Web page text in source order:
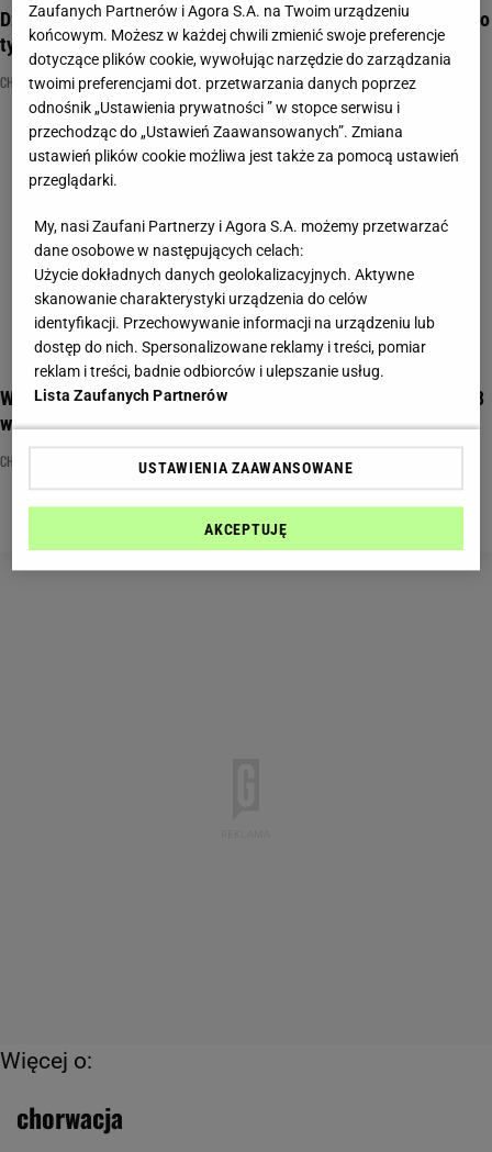
Dzisiejszy turystyczny zabierze was do Chorwacji! Ile wiecie o
tym kraju?
CHORWACJA QUIZ TURYSTYCZNY
Wiele osób jeździ tam na wakacje, ale czy ktoś zdobędzie 8/8
w tym quizie?
CHORWACJA QUIZ
Więcej o:
chorwacja
Zaufanych Partnerów i Agora S.A. na Twoim urządzeniu
końcowym. Możesz w każdej chwili zmienić swoje preferencje
dotyczące plików cookie, wywołując narzędzie do zarządzania
twoimi preferencjami dot. przetwarzania danych poprzez
odnośnik „Ustawienia prywatności ” w stopce serwisu i
przechodząc do „Ustawień Zaawansowanych”. Zmiana
ustawień plików cookie możliwa jest także za pomocą ustawień
przeglądarki.
My, nasi Zaufani Partnerzy i Agora S.A. możemy przetwarzać
dane osobowe w następujących celach:
Użycie dokładnych danych geolokalizacyjnych. Aktywne
skanowanie charakterystyki urządzenia do celów
identyfikacji. Przechowywanie informacji na urządzeniu lub
dostęp do nich. Spersonalizowane reklamy i treści, pomiar
reklam i treści, badnie odbiorców i ulepszanie usług.
Lista Zaufanych Partnerów
USTAWIENIA ZAAWANSOWANE
AKCEPTUJĘ